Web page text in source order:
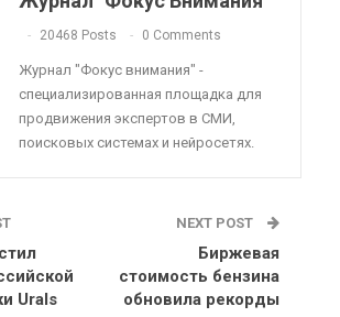
Linkedin Tumblr
20468 Posts 0 Comments
Журнал "Фокус внимания" -
специализированная площадка для
продвижения экспертов в СМИ,
поисковых системах и нейросетях.
Urals
NEXT POST
Биржевая
стоимость бензина
обновила рекорды